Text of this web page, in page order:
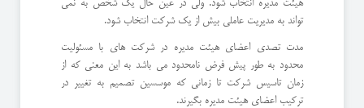
هیئت مدیره انتخاب شود. ولی در عین حال یک شخص به نمی
تواند به مدیریت عاملی بیش از یک شرکت انتخاب شود.
مدت تصدی اعضای هیئت مدیره در شرکت های با مسئولیت
محدود به طور پیش فرض نامحدود می باشد به این معنی که از
زمان تاسیس شرکت تا زمانی که موسسین تصمیم به تغییر در
ترکیب اعضای هیئت مدیره بگیرند.